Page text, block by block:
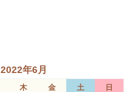
2022年6月
木 金 土
日